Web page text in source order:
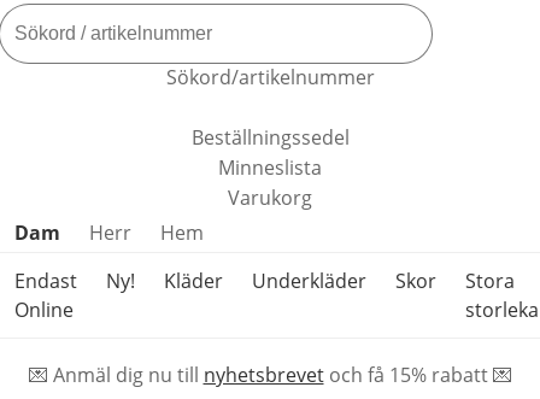
Sökord/artikelnummer
Beställningssedel
Minneslista
Varukorg
Hoppa över produktkategorier
Dam Herr
Hem
Endast
Online
Ny! Kläder Underkläder Skor
Stora
💌 Anmäl dig nu till nyhetsbrevetoch få 15% rabatt 💌